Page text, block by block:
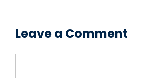
Leave a Comment